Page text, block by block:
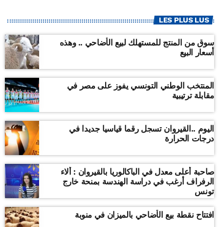
LES PLUS LUS
سوق من المنتج للمستهلك لبيع الأضاحي .. وهذه
أسعار البيع
المنتخب الوطني التونسي يفوز على مصر في
مقابلة ترتيبية
اليوم ..القيروان تسجل رقما قياسيا جديدا في
درجات الحرارة
صاحبة أعلى معدل في الباكالوريا بالقيروان : ألاء
الرفراف أرغب في دراسة الهندسة بمنحة خارج
تونس
افتتاح نقطة بيع الأضاحي بالميزان في منوبة